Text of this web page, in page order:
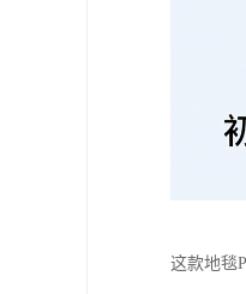
这款地毯